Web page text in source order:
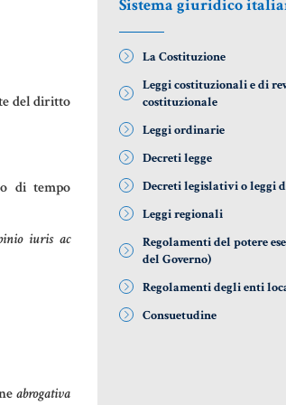
AZIENDA &
DI RETE
ENTI NO-
PROFIT
LEASING
del diritto
di tempo
iuris ac
abrogativa
Sistema giuridico
La Costituzione
Leggi costituzionali e di
costituzionale
Leggi ordinarie
Decreti legge
Decreti legislativi o leggi
Leggi regionali
Regolamenti del potere
del Governo)
Regolamenti degli enti
Consuetudine